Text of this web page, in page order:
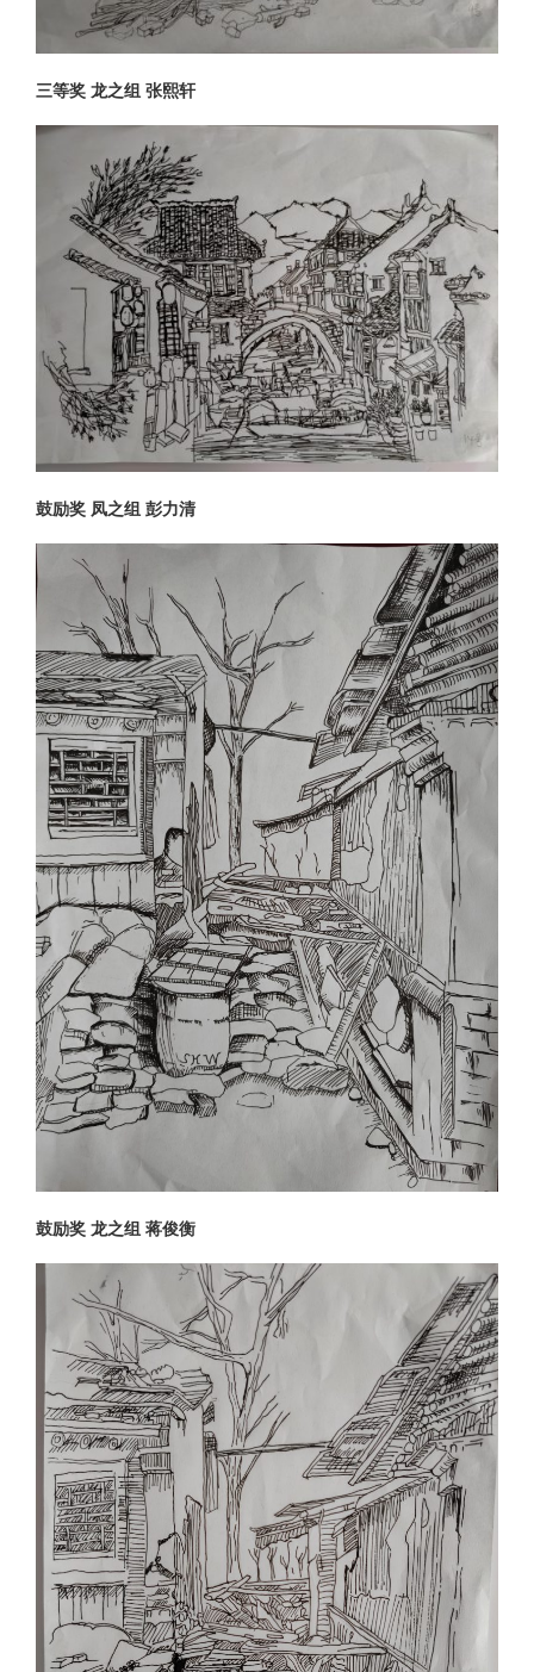
三等奖 龙之组 张熙轩
鼓励奖 凤之组 彭力清
鼓励奖 龙之组 蒋俊衡